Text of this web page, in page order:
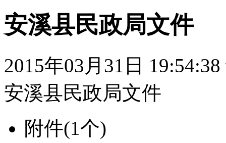
安溪县民政局文件
2015年03月31日 19:54:38
安溪县民政局文件
附件(1个)